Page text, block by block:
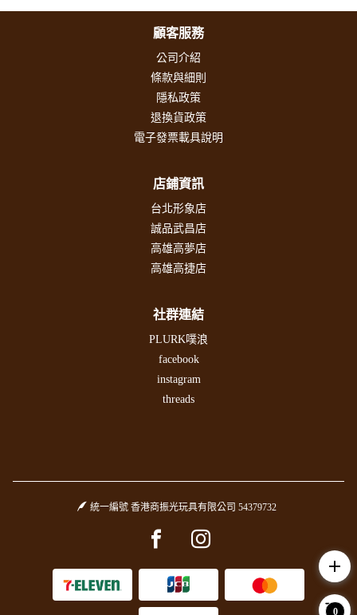
顧客服務
公司介紹
條款與細則
隱私政策
退換貨政策
電子發票載具說明
店鋪資訊
台北形象店
誠品武昌店
高雄高夢店
高雄高捷店
社群連結
PLURK噗浪
facebook
instagram
threads
統一編號 香港商振光玩具有限公司 54379732
Facebook pageInstagram page
add
0